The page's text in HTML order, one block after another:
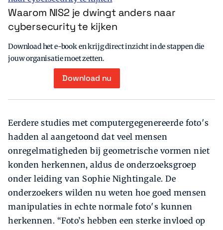
Waarom NIS2 je dwingt anders naar
cybersecurity te kijken
Download het e-book en krijg direct inzicht in de stappen die
jouw organisatie moet zetten.
Download nu
Eerdere studies met computergegenereerde foto′s
hadden al aangetoond dat veel mensen
onregelmatigheden bij geometrische vormen niet
konden herkennen, aldus de onderzoeksgroep
onder leiding van Sophie Nightingale. De
onderzoekers wilden nu weten hoe goed mensen
manipulaties in echte normale foto′s kunnen
herkennen. “Foto’s hebben een sterke invloed op